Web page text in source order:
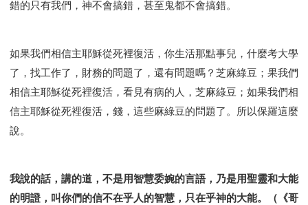
錯的只有我們，神不會搞錯，甚至鬼都不會搞錯。
如果我們相信主耶穌從死裡復活，你生活那點事兒，什麼考大學
了，找工作了，財務的問題了，還有問題嗎？芝麻綠豆；果我們
相信主耶穌從死裡復活，看見有病的人，芝麻綠豆；如果我們相
信主耶穌從死裡復活，錢，這些麻綠豆的問題了。所以保羅這麼
說。
我說的話，講的道，不是用智慧委婉的言語，乃是用聖靈和大能
的明證，叫你們的信不在乎人的智慧，只在乎神的大能。（《哥